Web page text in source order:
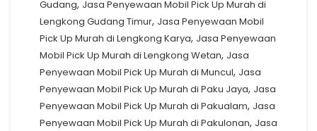
Gudang, Jasa Penyewaan Mobil Pick Up Murah di
Lengkong Gudang Timur, Jasa Penyewaan Mobil
Pick Up Murah di Lengkong Karya, Jasa Penyewaan
Mobil Pick Up Murah di Lengkong Wetan, Jasa
Penyewaan Mobil Pick Up Murah di Muncul, Jasa
Penyewaan Mobil Pick Up Murah di Paku Jaya, Jasa
Penyewaan Mobil Pick Up Murah di Pakualam, Jasa
Penyewaan Mobil Pick Up Murah di Pakulonan, Jasa